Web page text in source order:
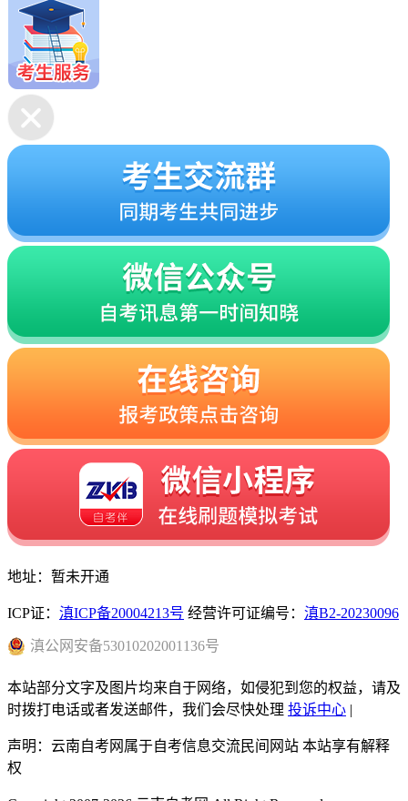
地址：暂未开通
ICP证： 滇ICP备20004213号 经营许可证编号： 滇B2-20230096
滇公网安备53010202001136号
本站部分文字及图片均来自于网络，如侵犯到您的权益，请及
时拨打电话或者发送邮件，我们会尽快处理 投诉中心 |
声明：云南自考网属于自考信息交流民间网站 本站享有解释
权